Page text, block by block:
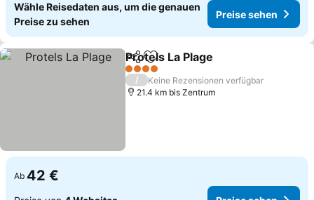
Wähle Reisedaten aus, um die genauen
Preise zu sehen
Preise sehen
TeilenZu Favoriten hinzufügen
Protels La Plage
4 Sterne
/
Keine Rezensionen verfügbar
21.4 km bis Zentrum
Ab 42 €